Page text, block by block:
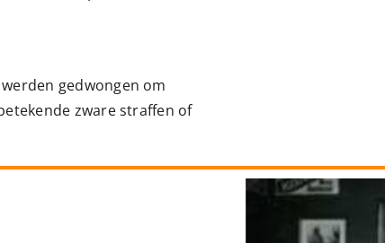
gedwongen om
zware straffen of